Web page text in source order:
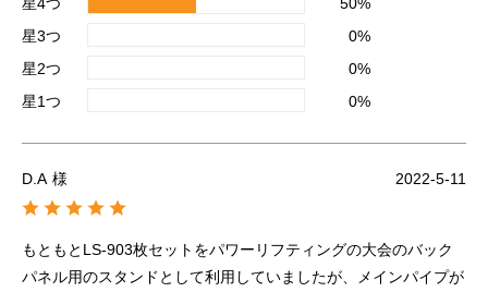
星3つ
0%
星2つ
0%
星1つ
0%
D.A 様 2022-5-11
もともとLS-903枚セットをパワーリフティングの大会のバック
パネル用のスタンドとして利用していましたが、メインパイプが